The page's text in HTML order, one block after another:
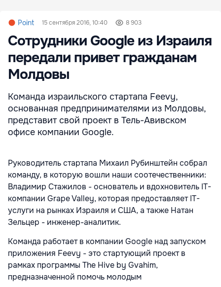
Point 15 сентября 2016, 10:40 8 903
Сотрудники Google из Израиля
передали привет гражданам
Молдовы
Команда израильского стартапа Feevy,
основанная предпринимателями из Молдовы,
представит свой проект в Тель-Авивском
офисе компании Google.
Руководитель стартапа Михаил Рубинштейн собрал
команду, в которую вошли наши соотечественники:
Владимир Стажилов - основатель и вдохновитель IT-
компании Grape Valley, которая предоставляет IT-
услуги на рынках Израиля и США, а также Натан
Зельцер - инженер-аналитик.
Команда работает в компании Google над запуском
приложения Feevy - это стартующий проект в
рамках программы The Hive by Gvahim,
предназначенной помочь молодым